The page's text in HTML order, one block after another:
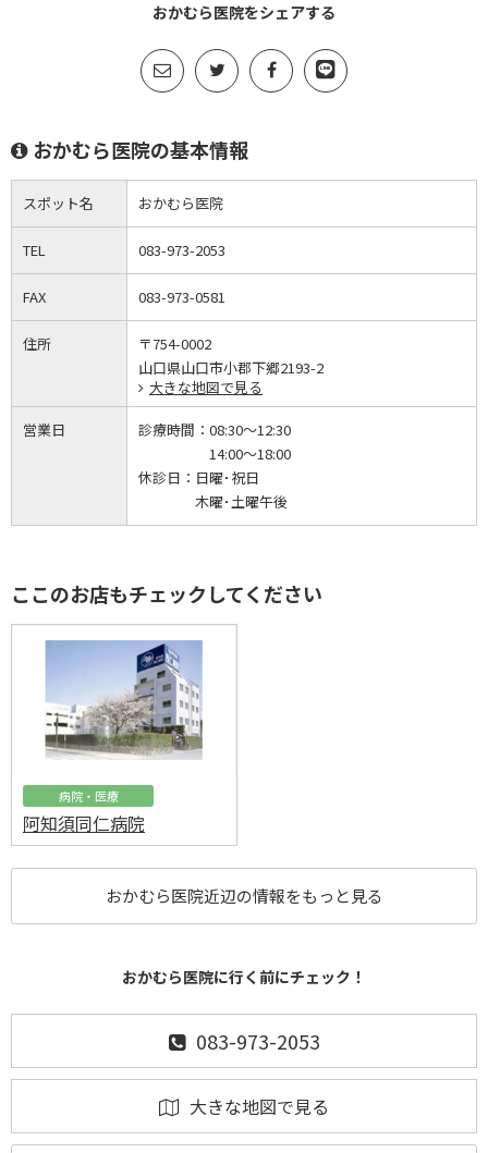
おかむら医院をシェアする
おかむら医院の基本情報
スポット名 おかむら医院
TEL 083-973-2053
FAX 083-973-0581
住所
〒754-0002
山口県山口市小郡下郷2193-2
大きな地図で見る
営業日 診療時間： 08:30～12:30
14:00～18:00
休診日： 日曜･祝日
木曜･土曜午後
ここのお店もチェックしてください
病院・医療
阿知須同仁病院
おかむら医院近辺の情報をもっと見る
おかむら医院に行く前にチェック！
083-973-2053
大きな地図で見る